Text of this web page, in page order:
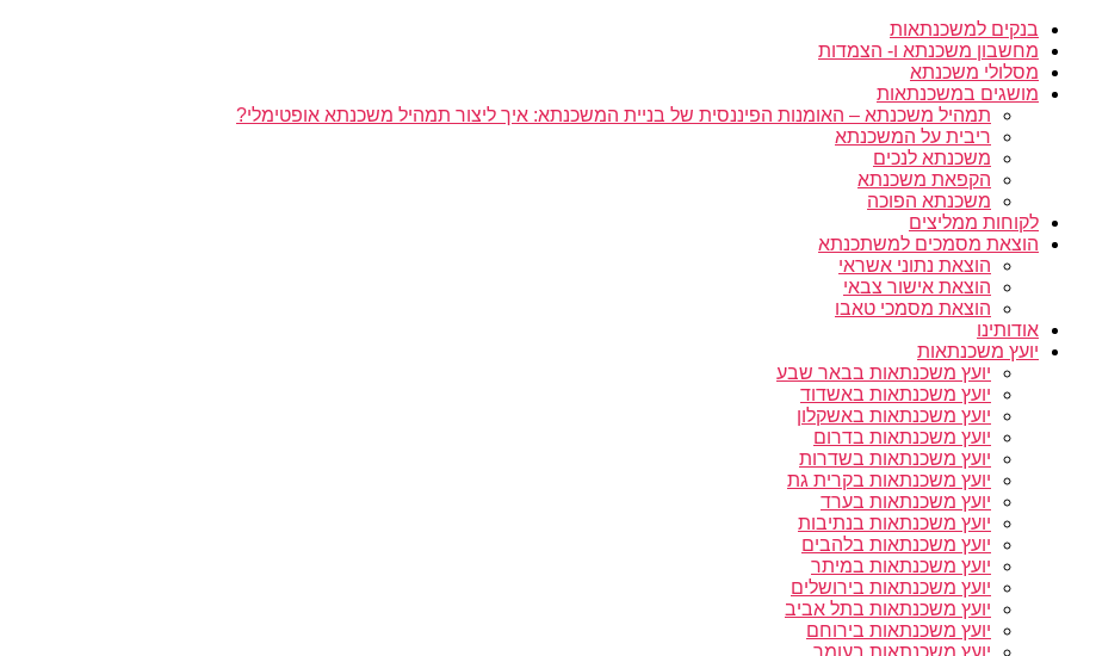
בנקים למשכנתאות
מחשבון משכנתא ו- הצמדות
מסלולי משכנתא
מושגים במשכנתאות
תמהיל משכנתא – האומנות הפיננסית של בניית המשכנתא: איך ליצור תמהיל משכנתא אופטימלי?
ריבית על המשכנתא
משכנתא לנכים
הקפאת משכנתא
משכנתא הפוכה
לקוחות ממליצים
הוצאת מסמכים למשתכנתא
הוצאת נתוני אשראי
הוצאת אישור צבאי
הוצאת מסמכי טאבו
אודותינו
יועץ משכנתאות
יועץ משכנתאות בבאר שבע
יועץ משכנתאות באשדוד
יועץ משכנתאות באשקלון
יועץ משכנתאות בדרום
יועץ משכנתאות בשדרות
יועץ משכנתאות בקרית גת
יועץ משכנתאות בערד
יועץ משכנתאות בנתיבות
יועץ משכנתאות בלהבים
יועץ משכנתאות במיתר
יועץ משכנתאות בירושלים
יועץ משכנתאות בתל אביב
יועץ משכנתאות בירוחם
יועץ משכנתאות בעומר